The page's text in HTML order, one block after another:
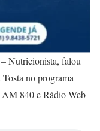
Nutricionista, falou
no programa
840 e Rádio Web